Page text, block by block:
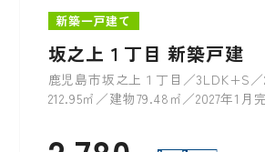
新築一戸建て
坂之上１丁目 新築戸建
鹿児島市坂之上１丁目／3LDK+S
212.95㎡／建物79.48㎡／2027年1月